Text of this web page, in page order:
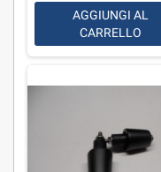
AGGIUNGI AL
CARRELLO